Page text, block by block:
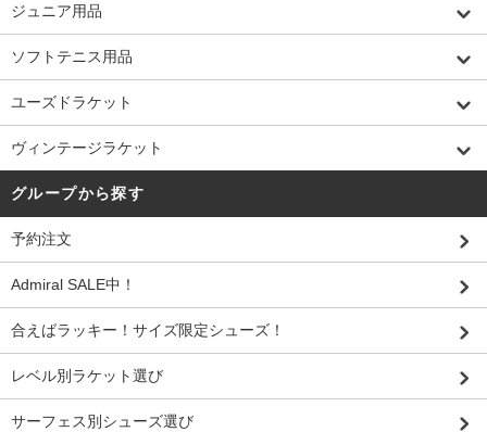
ジュニア用品
ソフトテニス用品
ユーズドラケット
ヴィンテージラケット
グループから探す
予約注文
Admiral SALE中！
合えばラッキー！サイズ限定シューズ！
レベル別ラケット選び
サーフェス別シューズ選び